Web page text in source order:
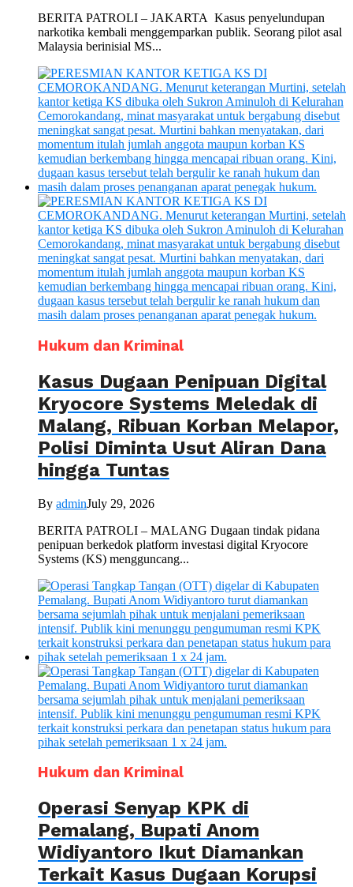
BERITA PATROLI – JAKARTA Kasus penyelundupan
narkotika kembali menggemparkan publik. Seorang pilot asal
Malaysia berinisial MS...
Hukum dan Kriminal
Kasus Dugaan Penipuan Digital
Kryocore Systems Meledak di
Malang, Ribuan Korban Melapor,
Polisi Diminta Usut Aliran Dana
hingga Tuntas
By adminJuly 29, 2026
BERITA PATROLI – MALANG Dugaan tindak pidana
penipuan berkedok platform investasi digital Kryocore
Systems (KS) mengguncang...
Hukum dan Kriminal
Operasi Senyap KPK di
Pemalang, Bupati Anom
Widiyantoro Ikut Diamankan
Terkait Kasus Dugaan Korupsi